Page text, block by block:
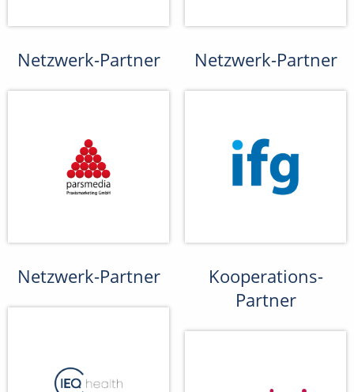
Netzwerk-Partner Netzwerk-Partner
Netzwerk-Partner
Kooperations-
Partner